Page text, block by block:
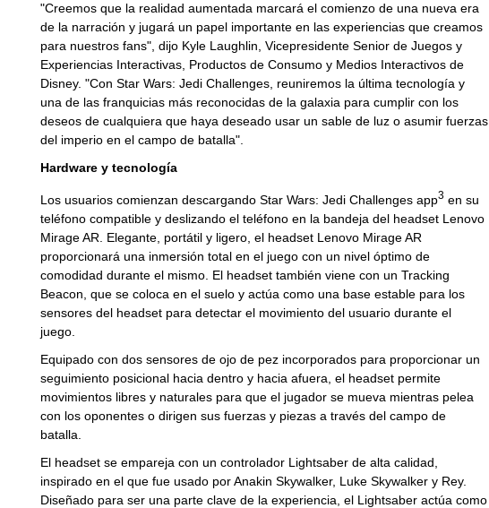
"Creemos que la realidad aumentada marcará el comienzo de una nueva era
de la narración y jugará un papel importante en las experiencias que creamos
para nuestros fans", dijo Kyle Laughlin, Vicepresidente Senior de Juegos y
Experiencias Interactivas, Productos de Consumo y Medios Interactivos de
Disney. "Con Star Wars: Jedi Challenges, reuniremos la última tecnología y
una de las franquicias más reconocidas de la galaxia para cumplir con los
deseos de cualquiera que haya deseado usar un sable de luz o asumir fuerzas
del imperio en el campo de batalla".
Hardware y tecnología
Los usuarios comienzan descargando Star Wars: Jedi Challenges app3en su
teléfono compatible y deslizando el teléfono en la bandeja del headset Lenovo
Mirage AR. Elegante, portátil y ligero, el headset Lenovo Mirage AR
proporcionará una inmersión total en el juego con un nivel óptimo de
comodidad durante el mismo. El headset también viene con un Tracking
Beacon, que se coloca en el suelo y actúa como una base estable para los
sensores del headset para detectar el movimiento del usuario durante el
juego.
Equipado con dos sensores de ojo de pez incorporados para proporcionar un
seguimiento posicional hacia dentro y hacia afuera, el headset permite
movimientos libres y naturales para que el jugador se mueva mientras pelea
con los oponentes o dirigen sus fuerzas y piezas a través del campo de
batalla.
El headset se empareja con un controlador Lightsaber de alta calidad,
inspirado en el que fue usado por Anakin Skywalker, Luke Skywalker y Rey.
Diseñado para ser una parte clave de la experiencia, el Lightsaber actúa como